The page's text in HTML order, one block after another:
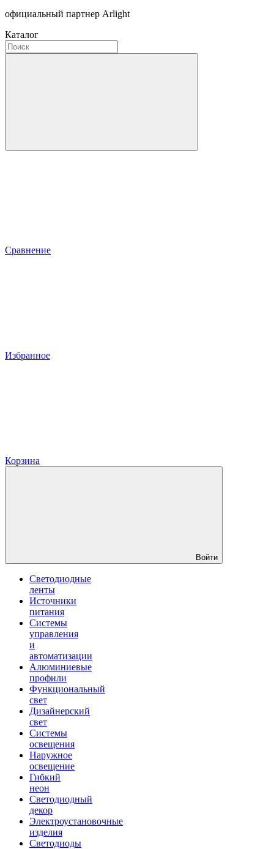
официальный партнер Arlight
Каталог
Сравнение
Избранное
Корзина
Войти
Светодиодные
ленты
Источники
питания
Системы
управления
и
автоматизации
Алюминиевые
профили
Функциональный
свет
Дизайнерский
свет
Системы
освещения
Наружное
освещение
Гибкий
неон
Светодиодный
декор
Электроустановочные
изделия
Светодиоды